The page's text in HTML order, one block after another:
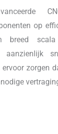
op
breed
zorgen